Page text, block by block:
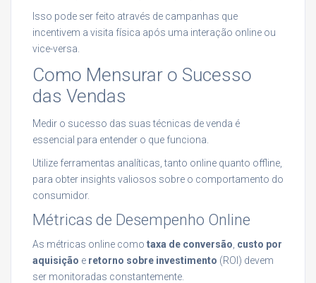
Isso pode ser feito através de campanhas que
incentivem a visita física após uma interação online ou
vice-versa.
Como Mensurar o Sucesso
das Vendas
Medir o sucesso das suas técnicas de venda é
essencial para entender o que funciona.
Utilize ferramentas analíticas, tanto online quanto offline,
para obter insights valiosos sobre o comportamento do
consumidor.
Métricas de Desempenho Online
As métricas online como taxa de conversão custo por
aquisição e retorno sobre investimento (ROI) devem
ser monitoradas constantemente.